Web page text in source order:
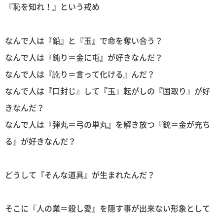
『恥を知れ！』という戒め
なんで人は『鉛』と『玉』で命を奪い合う？
なんで人は『鈍り＝金に屯』が好きなんだ？
なんで人は『訛り＝言って化ける』んだ？
なんで人は『口封じ』して『玉』転がしの『国取り』が好
きなんだ？
なんで人は『弾丸＝弓の単丸』を解き放つ『銃＝金が充ち
る』が好きなんだ？
どうして『そんな道具』が生まれたんだ？
そこに『人の業＝殺し愛』を隠す事が出来ない形象として